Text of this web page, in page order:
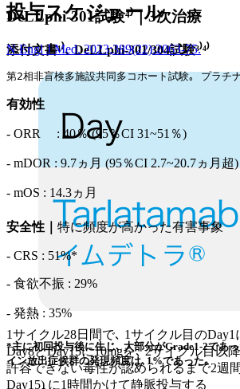
DeLLphi-301試験⁴⁾｜3次治療
N Engl J Med. 2023;389(22):2063-75.
第2相非盲検多施設共同多コホート試験｡ プラ
有効性
- ORR : 40％ (95％CI 31~51％)
- mDOR : 9.7ヵ月 (95％CI 2.7~20.7ヵ月超)
- mOS : 14.3ヵ月
安全性｜ 特に頻度が高かった有害事象
- CRS : 51%*
- 食欲不振 : 29%
- 発熱 : 35%
*主に初回投与後に生じ､ 大部分がGrade1-2であ
イン放出症候群の発現頻度は､1%であった｡
投与スケジュール
添付文書¹⁾､ DeLLphi-301/304試験³⁾⁴⁾
1サイクル28日間で､ 1サイクル目のDay1
Day8とDay15に10mgを､ 2サイクル目以
許容できない毒性が認められるまで2週
Day15) に1時間かけて静脈投与する